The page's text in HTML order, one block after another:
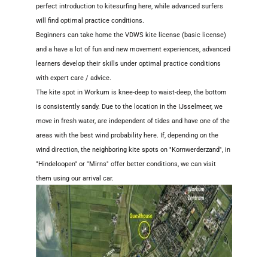
perfect introduction to kitesurfing here, while advanced surfers
will find optimal practice conditions.
Beginners can take home the VDWS kite license (basic license)
and a have a lot of fun and new movement experiences, advanced
learners develop their skills under optimal practice conditions
with expert care / advice.
The kite spot in Workum is knee-deep to waist-deep, the bottom
is consistently sandy. Due to the location in the IJsselmeer, we
move in fresh water, are independent of tides and have one of the
areas with the best wind probability here. If, depending on the
wind direction, the neighboring kite spots on "Kornwerderzand", in
"Hindeloopen" or "Mirns" offer better conditions, we can visit
them using our arrival car.